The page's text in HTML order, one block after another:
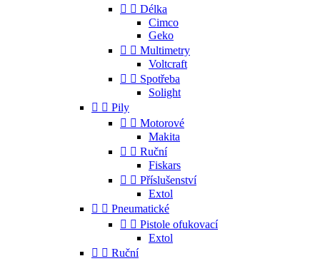
  Délka
Cimco
Geko
  Multimetry
Voltcraft
  Spotřeba
Solight
  Pily
  Motorové
Makita
  Ruční
Fiskars
  Příslušenství
Extol
  Pneumatické
  Pistole ofukovací
Extol
  Ruční